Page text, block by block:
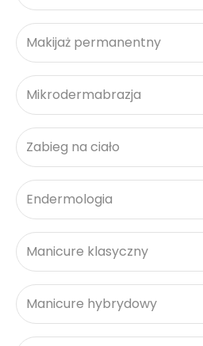
Makijaż permanentny
Mikrodermabrazja
Zabieg na ciało
Endermologia
Manicure klasyczny
Manicure hybrydowy